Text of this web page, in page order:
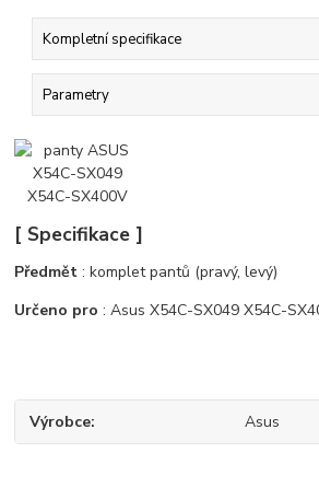
Kompletní specifikace
Parametry
[ Specifikace ]
Předmět : komplet pantů (pravý, levý)
Určeno pro : Asus X54C-SX049 X54C-
Výrobce Asus